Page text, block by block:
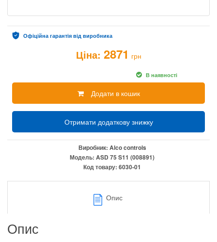
Офіційна гарантія від виробника
Ціна: 2871 грн
В наявності
Додати в кошик
Отримати додаткову знижку
Виробник: Alco controls
Модель: ASD 75 S11 (008891)
Код товару: 6030-01
Опис
Опис